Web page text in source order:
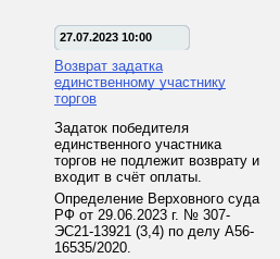
27.07.2023 10:00
Возврат задатка
единственному участнику
торгов
Задаток победителя
единственного участника
торгов не подлежит возврату и
входит в счёт оплаты.
Определение Верховного суда
РФ от 29.06.2023 г. № 307-
ЭС21-13921 (3,4) по делу А56-
16535/2020.